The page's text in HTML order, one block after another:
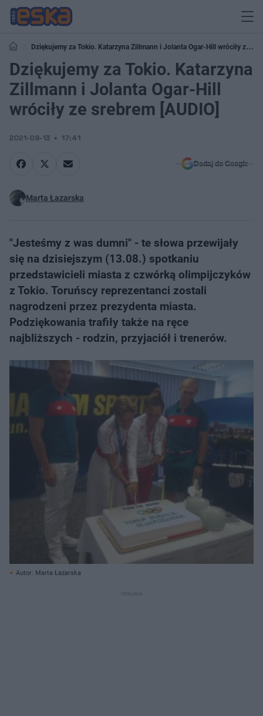
Dziękujemy za Tokio. Katarzyna Zillmann i Jolanta Ogar-Hill wróciły ze
srebrem [AUDIO]
Dziękujemy za Tokio. Katarzyna
Zillmann i Jolanta Ogar-Hill
wróciły ze srebrem [AUDIO]
2021-08-13 17:41
Dodaj do Google
Marta Łazarska
"Jesteśmy z was dumni" - te słowa przewijały
się na dzisiejszym (13.08.) spotkaniu
przedstawicieli miasta z czwórką olimpijczyków
z Tokio. Toruńscy reprezentanci zostali
nagrodzeni przez prezydenta miasta.
Podziękowania trafiły także na ręce
najbliższych - rodzin, przyjaciół i trenerów.
Autor: Marta Łazarska